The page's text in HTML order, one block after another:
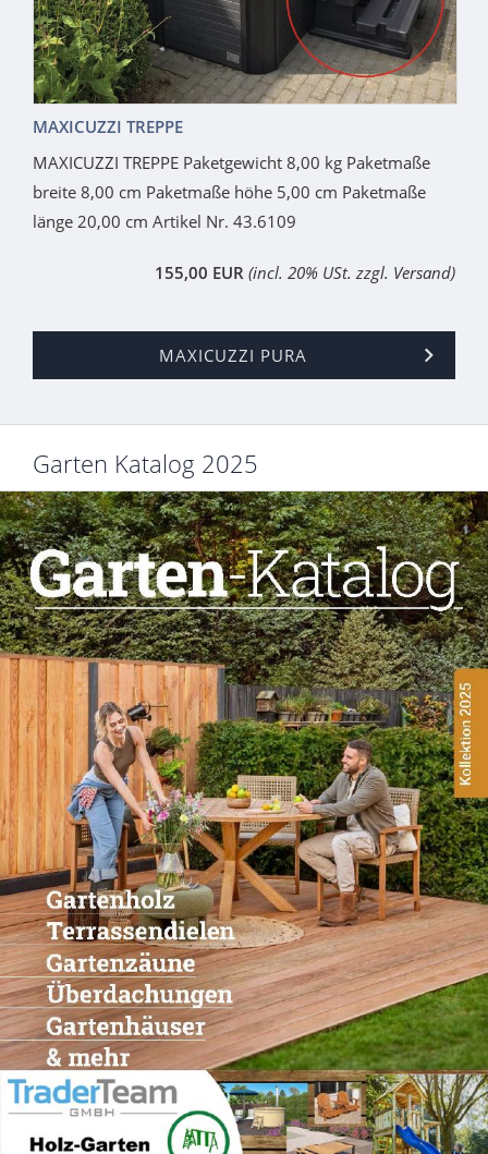
MAXICUZZI TREPPE
MAXICUZZI TREPPE Paketgewicht 8,00 kg Paketmaße
breite 8,00 cm Paketmaße höhe 5,00 cm Paketmaße
länge 20,00 cm Artikel Nr. 43.6109
155,00 EUR (incl. 20% USt. zzgl. Versand)
MAXICUZZI PURA
Garten Katalog 2025